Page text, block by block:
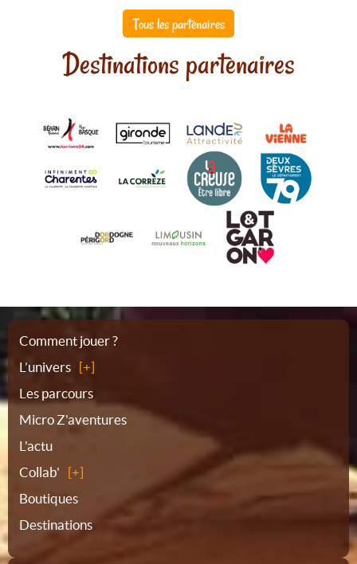
Tous les partenaires
Destinations partenaires
Plan
du
site
Comment jouer ?
L’univers
Les parcours
Micro Z'aventures
L'actu
Collab'
Boutiques
Destinations